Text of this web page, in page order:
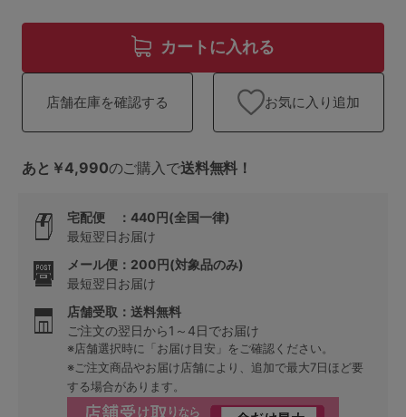
カートに入れる
店舗在庫を確認する お気に入り追加
あと￥4,990のご購入で送料無料！
宅配便 ：440円(全国一律)
最短翌日お届け
メール便：200円(対象品のみ)
最短翌日お届け
店舗受取：送料無料
ご注文の翌日から1～4日でお届け
※店舗選択時に「お届け目安」をご確認ください。
※ご注文商品やお届け店舗により、追加で最大7日ほど要
する場合があります。